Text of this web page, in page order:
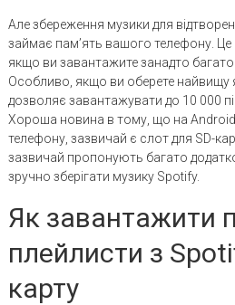
Але збереження музики для
займає пам’ять вашого телефону.
якщо ви завантажите занадто багато
Особливо, якщо ви оберете найвищу
дозволяє завантажувати до 10 000
Хороша новина в тому, що на Android,
телефону, зазвичай є слот для SD-
зазвичай пропонують багато
зручно зберігати музику Spotify.
Як завантажити
плейлисти з
карту